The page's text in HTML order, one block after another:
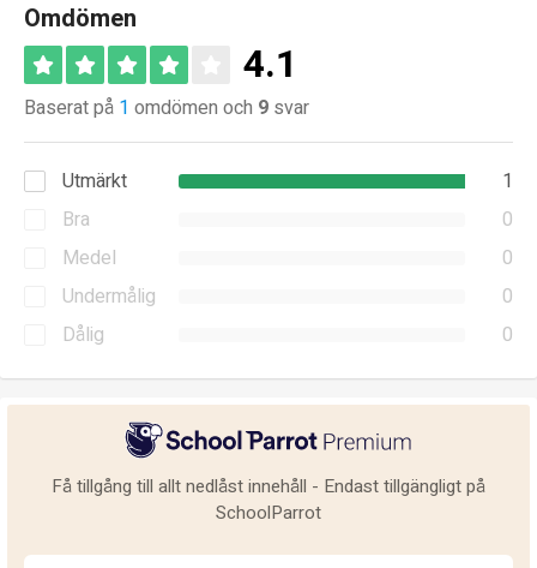
Omdömen
4.1
Baserat på 1 omdömen och 9 svar
Utmärkt
1
Bra
0
Medel
0
Undermålig
0
Dålig
0
Få tillgång till allt nedlåst innehåll - Endast tillgängligt på
SchoolParrot